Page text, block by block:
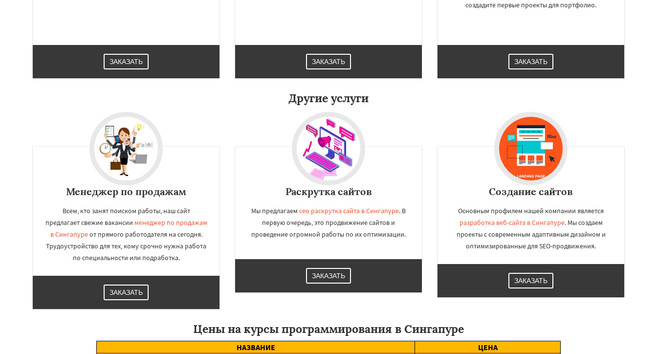
регионам
Йоханнесбург Абиджан Александрия
ЗАКАЗАТЬ ЗАКАЗАТЬ
создадите первые проекты для портфолио.
ЗАКАЗАТЬ
Другие услуги
Менеджер по продажам
Всем, кто занят поиском работы, наш сайт
предлагает свежие вакансии менеджер по продажам
в Сингапуреот прямого работодателя на сегодня.
Трудоустройство для тех, кому срочно нужна работа
по специальности или подработка.
ЗАКАЗАТЬ
Раскрутка сайтов
Мы предлагаем сео раскрутка сайта в Сингапуре. В
первую очередь, это продвижение сайтов и
проведение огромной работы по их оптимизации.
ЗАКАЗАТЬ
Создание сайтов
Основным профилем нашей компании является
разработка веб-сайта в Сингапуре. Мы создаем
проекты с современным адаптивным дизайном и
оптимизированные для SEO-продвижения.
ЗАКАЗАТЬ
Цены на курсы программирования в Сингапуре
НАЗВАНИЕ
ЦЕНА
Даю согласие на обработку персональных данных